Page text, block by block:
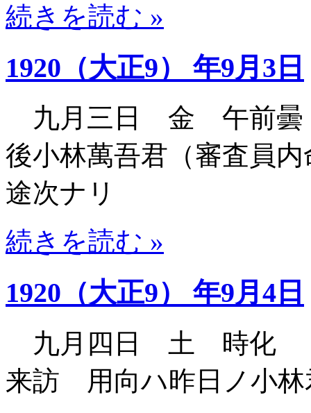
続きを読む »
1920（大正9） 年9月3日
九月三日 金 午前
後小林萬吾君（審査員
途次ナリ
続きを読む »
1920（大正9） 年9月4日
九月四日 土 時化
来訪 用向ハ昨日ノ小林